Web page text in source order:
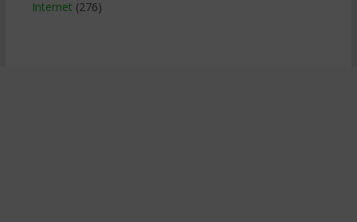
Internet (276)